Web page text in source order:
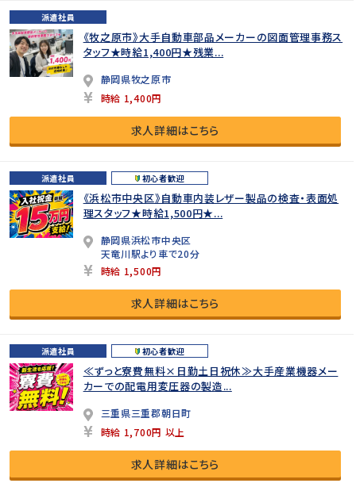
派遣社員
《牧之原市》大手自動車部品メーカーの図面管理事務ス
タッフ★時給1,400円★残業...
静岡県牧之原市
時給 1,400円
求人詳細はこちら
派遣社員 初心者歓迎
《浜松市中央区》自動車内装レザー製品の検査・表面処
理スタッフ★時給1,500円★...
静岡県浜松市中央区
天竜川駅より車で20分
時給 1,500円
求人詳細はこちら
派遣社員 初心者歓迎
≪ずっと寮費無料×日勤土日祝休≫大手産業機器メー
カーでの配電用変圧器の製造...
三重県三重郡朝日町
時給 1,700円 以上
求人詳細はこちら